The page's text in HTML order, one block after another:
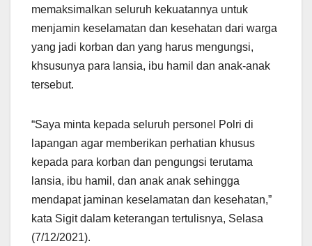
memaksimalkan seluruh kekuatannya untuk
menjamin keselamatan dan kesehatan dari warga
yang jadi korban dan yang harus mengungsi,
khsusunya para lansia, ibu hamil dan anak-anak
tersebut.
“Saya minta kepada seluruh personel Polri di
lapangan agar memberikan perhatian khusus
kepada para korban dan pengungsi terutama
lansia, ibu hamil, dan anak anak sehingga
mendapat jaminan keselamatan dan kesehatan,”
kata Sigit dalam keterangan tertulisnya, Selasa
(7/12/2021).